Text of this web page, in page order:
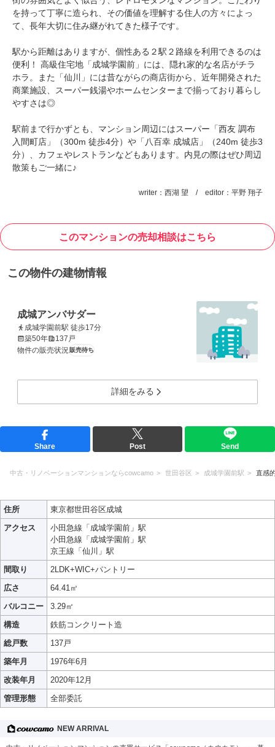
を持って丁寧に造られ、その価値を理解する住人の方々によっ
て、長年大切に住み継がれてきた様子です。
駅から距離はありますが、個性ある２駅２路線を利用できるのは
便利！ 高級住宅地「成城学園前」には、隠れ家的な名店がチラ
ホラ。また「仙川」には昔ながらの商店街から、近年開発された
商業施設、スーパー銭湯やホームセンターまで揃っており暮らし
やすさは◎
駅前まで行かずとも、マンション周辺にはスーパー「西友 調布
入間町店」（300m 徒歩4分）や「八百幸 成城店」（240m 徒歩3
分）、カフェやレストランなどもあります。内見の際はぜひ周辺
散策もご一緒に♪
writer：西湖 望 / editor：平野 翔子
このマンションの売却相談はこちら
この物件の建物情報
成城アンバサダー
成城学園前駅 徒歩17分
築50年
137戸
物件の販売状況販売待ち
詳細をみる
Share Post Send
中古・リノベーションマンションならcowcamo 世田谷区 成城学園前駅 直感
住所
東京都世田谷区成城
アクセス
小田急線「成城学園前」駅
小田急線「成城学園前」駅
京王線「仙川」駅
間取り
2LDK+WIC+パントリー
広さ
64.41㎡
バルコニー
3.29㎡
構造
鉄筋コンクリート造
総戸数
137戸
築年月
1976年6月
改装年月
2020年12月
管理形態
全部委託
NEW ARRIVAL